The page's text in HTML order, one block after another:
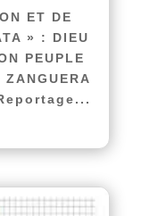
ET DE
» : DIEU
PEUPLE